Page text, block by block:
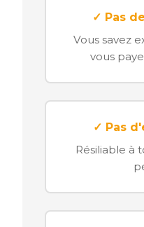
✓ Pas
Vous savez
vous
✓ Pas
Résiliable à